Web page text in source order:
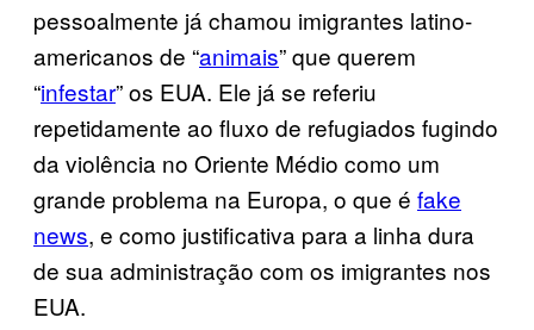
pessoalmente já chamou imigrantes latino-
americanos de “animais” que querem
“infestar” os EUA. Ele já se referiu
repetidamente ao fluxo de refugiados fugindo
da violência no Oriente Médio como um
grande problema na Europa, o que é fake
news, e como justificativa para a linha dura
de sua administração com os imigrantes nos
EUA.